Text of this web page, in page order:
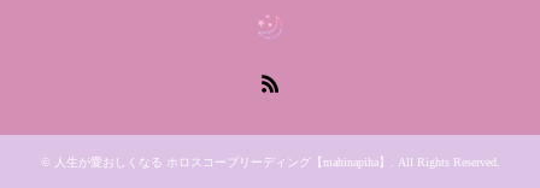
© 人生が愛おしくなる ホロスコープリーディング【mahinapiha】 . All Rights Reserved.